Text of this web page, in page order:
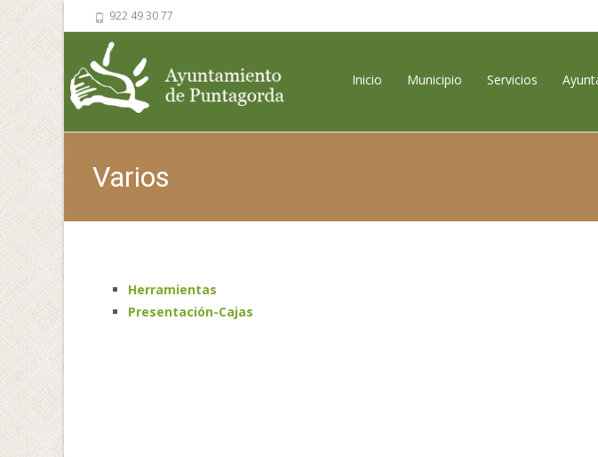
922 49 30 77
Inicio
Municipio Servicios
Varios
Herramientas
Presentación-Cajas